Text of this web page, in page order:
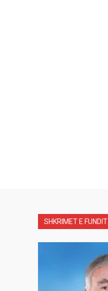
SHKRIMET E FUNDIT